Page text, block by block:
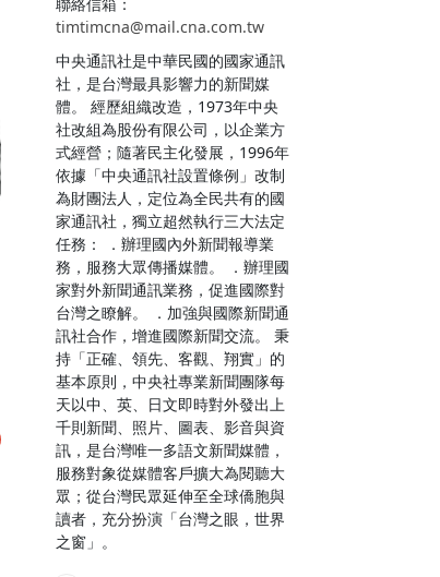
timtimcna@mail.cna.com.tw
中央通訊社是中華民國的國家通訊
社，是台灣最具影響力的新聞媒
體。 經歷組織改造，1973年中央
社改組為股份有限公司，以企業方
式經營；隨著民主化發展，1996年
依據「中央通訊社設置條例」改制
為財團法人，定位為全民共有的國
家通訊社，獨立超然執行三大法定
任務： ．辦理國內外新聞報導業
務，服務大眾傳播媒體。 ．辦理國
家對外新聞通訊業務，促進國際對
台灣之瞭解。 ．加強與國際新聞通
訊社合作，增進國際新聞交流。 秉
持「正確、領先、客觀、翔實」的
基本原則，中央社專業新聞團隊每
天以中、英、日文即時對外發出上
千則新聞、照片、圖表、影音與資
訊，是台灣唯一多語文新聞媒體，
服務對象從媒體客戶擴大為閱聽大
眾；從台灣民眾延伸至全球僑胞與
讀者，充分扮演「台灣之眼，世界
之窗」。